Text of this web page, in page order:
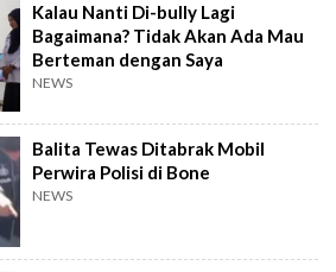
Kalau Nanti Di-bully Lagi
Bagaimana? Tidak Akan Ada Mau
Berteman dengan Saya
NEWS
Balita Tewas Ditabrak Mobil
Perwira Polisi di Bone
NEWS